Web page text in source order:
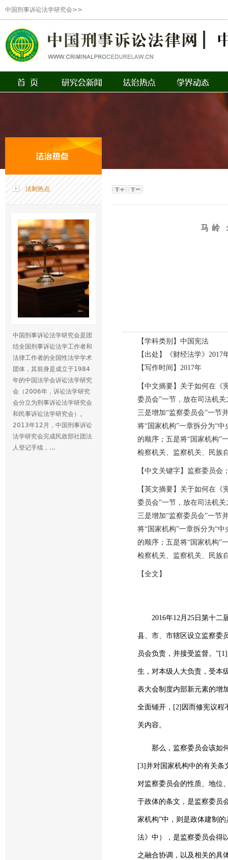
中国刑事诉讼法学研究会>>
法制热点
中国刑事诉讼法学研究会是团
结全国刑事诉讼法学工作者和
法律工作者的全国性法学学术
团体，其前身是成立于1984
年的中国法学会诉讼法学研究
会（2006年，诉讼法学研究
会分立为刑事诉讼法学研究会
和民事诉讼法学研究会）。
2013年12月，中国刑事诉讼
法学研究会完成民政部社团法
人登记手续，...
马 岭
【学科类别】中国宪法
【出处】《财经法学》2017
【写作时间】2017年
【中文摘要】关于如何在《
委员会”一节，放在司法机
三是增加“监察委员会”一节
将“国家机构”一章拆分为“
的顺序；五是将“国家机构”
检察机关、监察机关、民族
【中文关键字】监察委员
【英文摘要】关于如何在《
委员会”一节，放在司法机
三是增加“监察委员会”一节
将“国家机构”一章拆分为“
的顺序；五是将“国家机构”
检察机关、监察机关、民族
【全文】
2016年12月25日第十二届
县、市、市辖区设立监察委
员会负责，并接受监督。
生，对本级人大负责，受本
表大会制度内部新元素的增
全面铺开，[2]因而修宪议
关内容。
那么，监察委员会该如何
[3]并对国家机构中的有关条
对监察委员会的性质、地位
于政体的条文，是监察委员
家机构”中，则是政体建制
法》中），是监察委员会得
之融合协调，以及相关的具